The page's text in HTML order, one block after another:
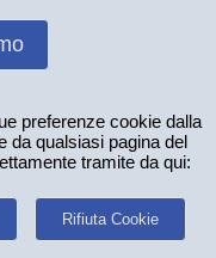
preferenze cookie dalla
da qualsiasi pagina del
tramite da qui:
Rifiuta Cookie